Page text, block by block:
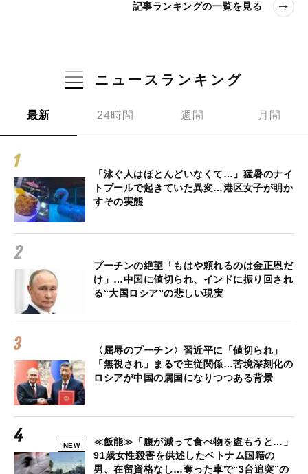
記事ランキングの一覧を見る
ニュースランキング
最新 24時間 週間 月間
「泳ぐ人はほとんどいなくて…」猛暑のナイ
トプールで起きていた異変…港区女子が明か
すその実態
プーチンの絶望「もはや頼れるのは金正恩だ
け」…中国に値切られ、インドに振り回され
る“大国ロシア”の悲しい現実
〈屈辱のプーチン〉習近平に「値切られ」
「無視され」まるで主従関係…苦境深刻化の
ロシアが中国の属国になりつつある背景
NEW
≪飯能≫「腹が減って食べ物を盗もうと…」
91歳女性殺害を供述したベトナム国籍の
男、在留資格なし…奪った車で“3台追突”の